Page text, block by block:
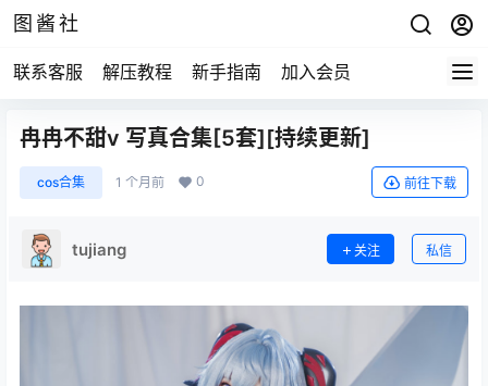
图酱社
联系客服 解压教程 新手指南 加入会员
冉冉不甜v 写真合集[5套][持续更新]
cos合集 1 个月前 0 前往下载
tujiang 关注 私信